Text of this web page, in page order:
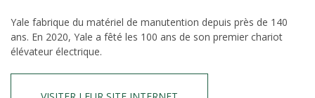
Yale fabrique du matériel de manutention depuis près de 140
ans. En 2020, Yale a fêté les 100 ans de son premier chariot
élévateur électrique.